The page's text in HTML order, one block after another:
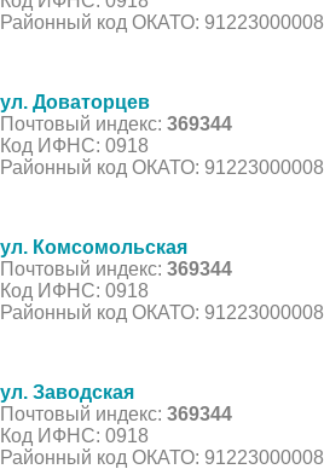
Районный код ОКАТО: 91223000008
ул. Доваторцев
Почтовый индекс: 369344
Код ИФНС: 0918
Районный код ОКАТО: 91223000008
ул. Комсомольская
Почтовый индекс: 369344
Код ИФНС: 0918
Районный код ОКАТО: 91223000008
ул. Заводская
Почтовый индекс: 369344
Код ИФНС: 0918
Районный код ОКАТО: 91223000008